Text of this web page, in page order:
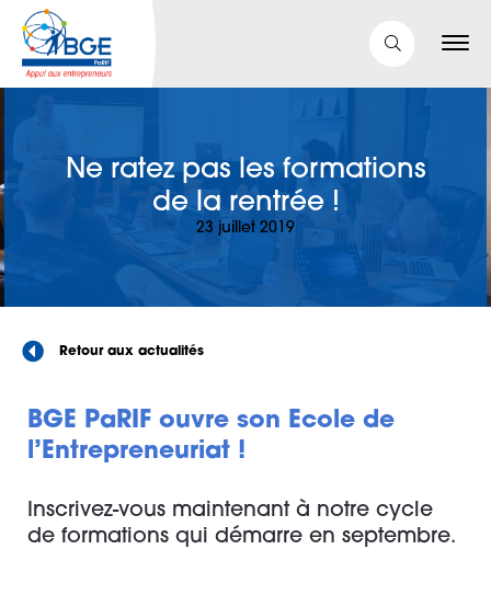
Ne ratez pas les formations
de la rentrée !
23 juillet 2019
Retour aux actualités
BGE PaRIF ouvre son Ecole de
l’Entrepreneuriat !
Inscrivez-vous maintenant à notre cycle
de formations qui démarre en septembre.